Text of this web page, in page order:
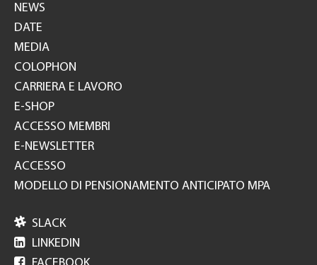
NEWS
DATE
MEDIA
COLOPHON
CARRIERA E LAVORO
E-SHOP
ACCESSO MEMBRI
E-NEWSLETTER
ACCESSO
MODELLO DI PENSIONAMENTO ANTICIPATO MPA
 SLACK
 LINKEDIN
